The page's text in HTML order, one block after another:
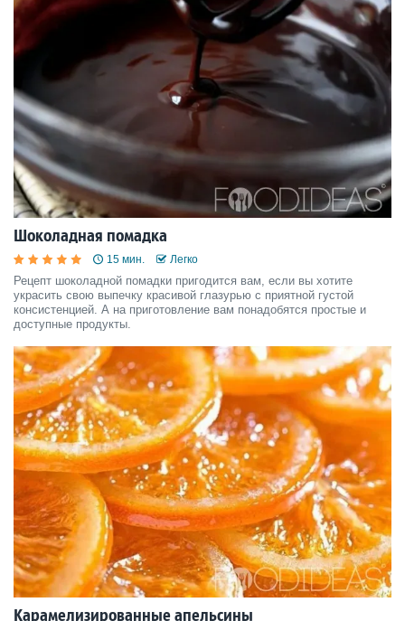
Шоколадная помадка
15 мин. Легко
Рецепт шоколадной помадки пригодится вам, если вы хотите
украсить свою выпечку красивой глазурью с приятной густой
консистенцией. А на приготовление вам понадобятся простые и
доступные продукты.
Карамелизированные апельсины